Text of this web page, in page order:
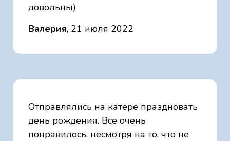
довольны)
Валерия, 21 июля 2022
Отправлялись на катере праздновать
день рождения. Все очень
понравилось, несмотря на то, что не